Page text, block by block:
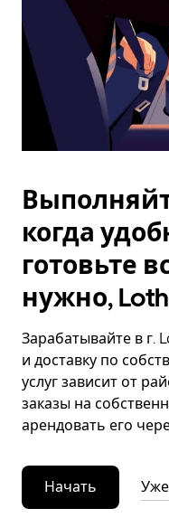
когда
готовьте
нужно,
Зарабатывайте в г.
и доставку по
услуг зависит от
заказы на
арендовать его
Начать Уже